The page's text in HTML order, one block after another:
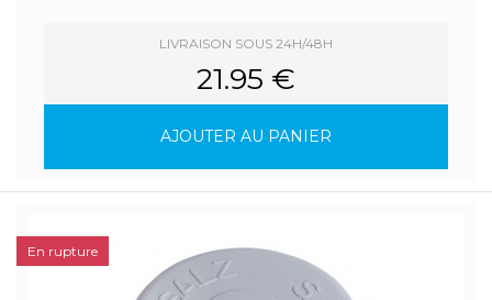
LIVRAISON SOUS 24H/48H
21.95 €
AJOUTER AU PANIER
En rupture